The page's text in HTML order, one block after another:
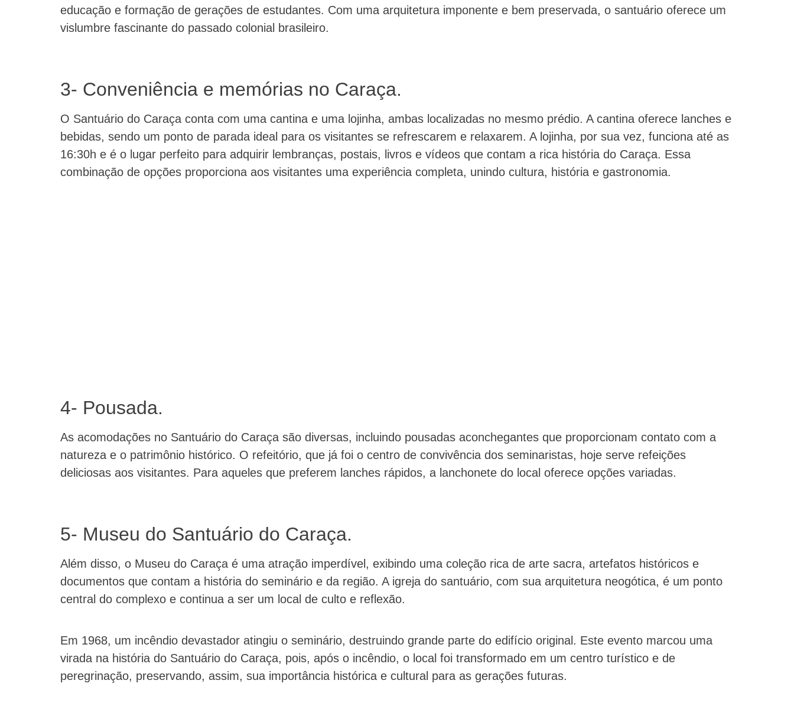
educação e formação de gerações de estudantes. Com uma arquitetura imponente e bem preservada, o santuário oferece um
vislumbre fascinante do passado colonial brasileiro.
3- Conveniência e memórias no Caraça.
O Santuário do Caraça conta com uma cantina e uma lojinha, ambas localizadas no mesmo prédio. A cantina oferece lanches e
bebidas, sendo um ponto de parada ideal para os visitantes se refrescarem e relaxarem. A lojinha, por sua vez, funciona até as
16:30h e é o lugar perfeito para adquirir lembranças, postais, livros e vídeos que contam a rica história do Caraça. Essa
combinação de opções proporciona aos visitantes uma experiência completa, unindo cultura, história e gastronomia.
4- Pousada.
As acomodações no Santuário do Caraça são diversas, incluindo pousadas aconchegantes que proporcionam contato com a
natureza e o patrimônio histórico. O refeitório, que já foi o centro de convivência dos seminaristas, hoje serve refeições
deliciosas aos visitantes. Para aqueles que preferem lanches rápidos, a lanchonete do local oferece opções variadas.
5- Museu do Santuário do Caraça.
Além disso, o Museu do Caraça é uma atração imperdível, exibindo uma coleção rica de arte sacra, artefatos históricos e
documentos que contam a história do seminário e da região. A igreja do santuário, com sua arquitetura neogótica, é um ponto
central do complexo e continua a ser um local de culto e reflexão.
Em 1968, um incêndio devastador atingiu o seminário, destruindo grande parte do edifício original. Este evento marcou uma
virada na história do Santuário do Caraça, pois, após o incêndio, o local foi transformado em um centro turístico e de
peregrinação, preservando, assim, sua importância histórica e cultural para as gerações futuras.